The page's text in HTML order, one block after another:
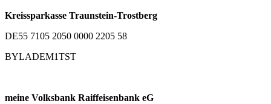
Kreissparkasse Traunstein-Trostberg
DE55 7105 2050 0000 2205 58
BYLADEM1TST
meine Volksbank Raiffeisenbank eG